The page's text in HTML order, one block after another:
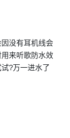
没有耳机线会
来听歌防水效
?万一进水了